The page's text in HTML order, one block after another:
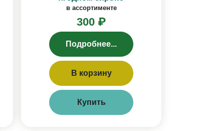
в ассортименте
300 ₽
Подробнее...
В корзину
Купить